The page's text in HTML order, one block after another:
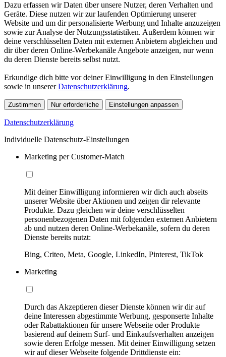
Dazu erfassen wir Daten über unsere Nutzer, deren Verhalten und
Geräte. Diese nutzen wir zur laufenden Optimierung unserer
Website und um dir personalisierte Werbung und Inhalte anzuzeigen
sowie zur Analyse der Nutzungsstatistiken. Außerdem können wir
deine verschlüsselten Daten mit externen Anbietern abgleichen und
dir über deren Online-Werbekanäle Angebote anzeigen, nur wenn
du deren Dienste bereits selbst nutzt.
Erkundige dich bitte vor deiner Einwilligung in den Einstellungen
sowie in unsererDatenschutzerklärung.
Zustimmen Nur erforderliche Einstellungen anpassen
Datenschutzerklärung
Individuelle Datenschutz-Einstellungen
Marketing per Customer-Match
Mit deiner Einwilligung informieren wir dich auch abseits
unserer Website über Aktionen und zeigen dir relevante
Produkte. Dazu gleichen wir deine verschlüsselten
personenbezogenen Daten mit folgenden externen Anbietern
ab und nutzen deren Online-Werbekanäle, sofern du deren
Dienste bereits nutzt:
Bing, Criteo, Meta, Google, LinkedIn, Pinterest, TikTok
Marketing
Durch das Akzeptieren dieser Dienste können wir dir auf
deine Interessen abgestimmte Werbung, gesponserte Inhalte
oder Rabattaktionen für unsere Webseite oder Produkte
basierend auf deinem Surf- und Einkaufsverhalten anzeigen
sowie deren Erfolge messen. Mit deiner Einwilligung setzen
wir auf dieser Webseite folgende Drittdienste ein: